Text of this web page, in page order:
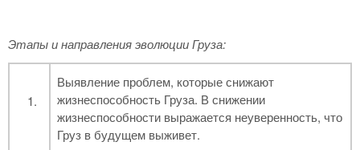
Этапы и направления эволюции Груза:
Выявление проблем, которые снижают
жизнеспособность Груза. В снижении
жизнеспособности выражается неуверенность, что
Груз в будущем выживет.